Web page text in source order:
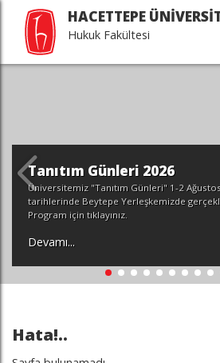
HACETTEPE
Hukuk Fakültesi
Tanıtım Günleri 2026
Üniversitemiz "Tanıtım Günleri" 1-2
tarihlerinde Beytepe Yerleşkemizde
Program için tıklayınız.
Devamı...
Hata!..